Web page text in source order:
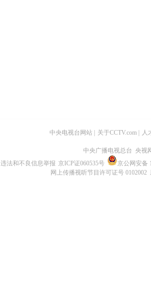
中央电视台网站 关于CCTV.com 人
中央广播电视总台 央视
违法和不良信息举报 京ICP证060535号
京公网安备
网上传播视听节目许可证号 0102002